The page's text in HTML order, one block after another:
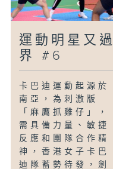
運動明星又過
界 #6
卡巴迪運動起源於
南亞，為刺激版
「麻鷹抓雞仔」，
需具備力量、敏捷
反應和團隊合作精
神，香港女子卡巴
迪隊蓄勢待發，劍